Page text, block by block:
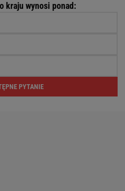
kraju wynosi ponad:
PYTANIE